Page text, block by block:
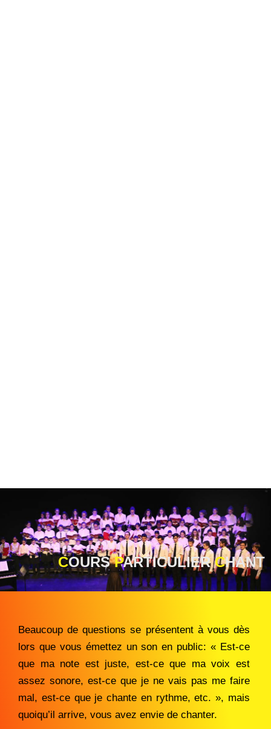
COURSPARTICULIERCHANT
Beaucoup de questions se présentent à vous dès
lors que vous émettez un son en public: « Est-ce
que ma note est juste, est-ce que ma voix est
assez sonore, est-ce que je ne vais pas me faire
mal, est-ce que je chante en rythme, etc. », mais
quoiqu’il arrive, vous avez envie de chanter.